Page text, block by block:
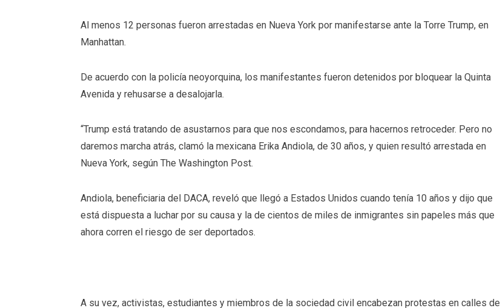
Al menos 12 personas fueron arrestadas en Nueva York por manifestarse ante la Torre Trump, en
Manhattan.
De acuerdo con la policía neoyorquina, los manifestantes fueron detenidos por bloquear la Quinta
Avenida y rehusarse a desalojarla.
“Trump está tratando de asustarnos para que nos escondamos, para hacernos retroceder. Pero no
daremos marcha atrás, clamó la mexicana Erika Andiola, de 30 años, y quien resultó arrestada en
Nueva York, según The Washington Post.
Andiola, beneficiaria del DACA, reveló que llegó a Estados Unidos cuando tenía 10 años y dijo que
está dispuesta a luchar por su causa y la de cientos de miles de inmigrantes sin papeles más que
ahora corren el riesgo de ser deportados.
A su vez, activistas, estudiantes y miembros de la sociedad civil encabezan protestas en calles de